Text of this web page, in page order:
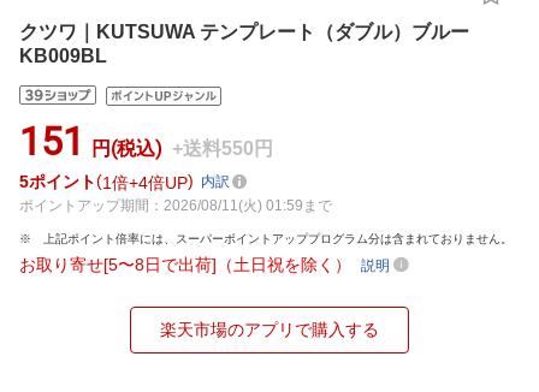
クツワ｜KUTSUWA テンプレート（ダブル）ブルー
KB009BL
151 円(税込) +送料550円
5ポイント 1倍 4倍UP
内訳
ポイントアップ期間：2026/08/11(火) 01:59まで
上記ポイント倍率には、スーパーポイントアッププログラム分は含まれておりません。
お取り寄せ[5〜8日で出荷]（土日祝を除く） 説明
楽天市場のアプリで購入する